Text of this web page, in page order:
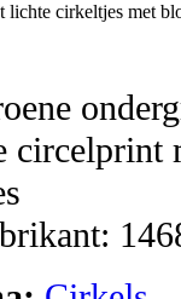
lichte cirkeltjes met
circelprint